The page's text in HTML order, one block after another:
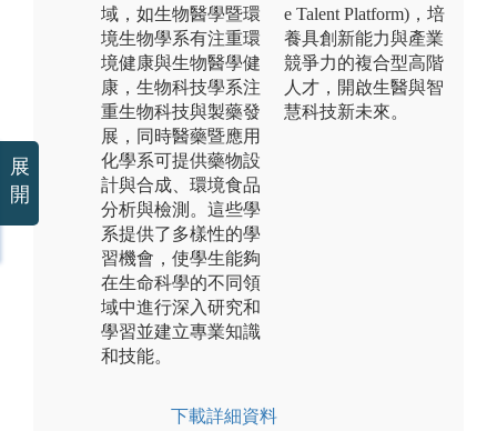
域，如生物醫學暨環
境生物學系有注重環
境健康與生物醫學健
康，生物科技學系注
重生物科技與製藥發
展，同時醫藥暨應用
化學系可提供藥物設
計與合成、環境食品
分析與檢測。這些學
系提供了多樣性的學
習機會，使學生能夠
在生命科學的不同領
域中進行深入研究和
學習並建立專業知識
和技能。
下載詳細資料
e Talent Platform)，培
養具創新能力與產業
競爭力的複合型高階
人才，開啟生醫與智
慧科技新未來。
展
開